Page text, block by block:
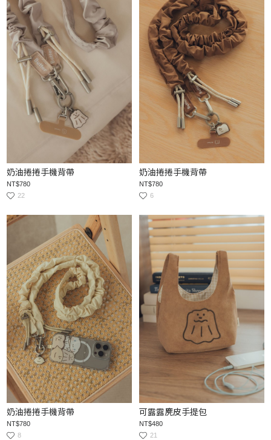
奶油捲捲手機背帶
NT$780
22
奶油捲捲手機背帶
NT$780
6
奶油捲捲手機背帶
NT$780
8
可露露麂皮手提包
NT$480
21